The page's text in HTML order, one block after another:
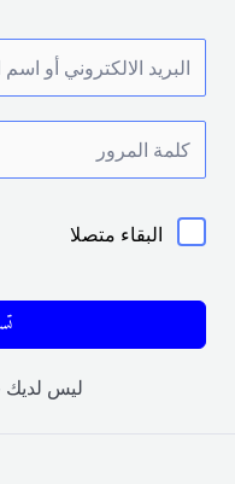
البقاء متصلا
ليس